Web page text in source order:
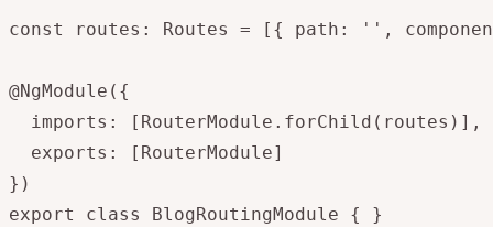
const routes: Routes = [{ path: '',
@NgModule({
  imports: [RouterModule.forChild(routes)],
  exports: [RouterModule]
})
export class BlogRoutingModule { }